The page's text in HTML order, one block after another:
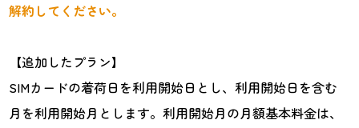
解約してください。
【追加したプラン】
SIMカードの着荷日を利用開始日とし、利用開始日を含む
月を利用開始月とします。利用開始月の月額基本料金は、